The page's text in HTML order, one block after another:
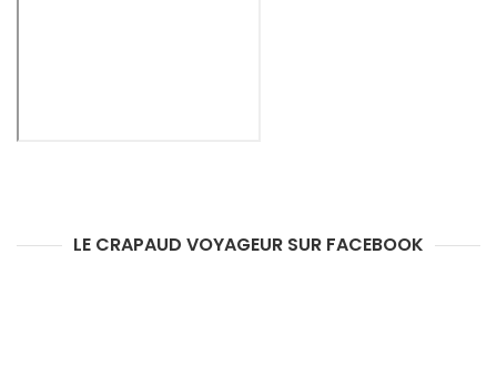
LE CRAPAUD VOYAGEUR SUR FACEBOOK